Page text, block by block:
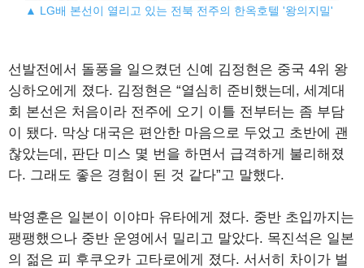
▲ LG배 본선이 열리고 있는 전북 전주의 한옥호텔 '왕의지밀'
선발전에서 돌풍을 일으켰던 신예 김정현은 중국 4위 왕
싱하오에게 졌다. 김정현은 “열심히 준비했는데, 세계대
회 본선은 처음이라 전주에 오기 이틀 전부터는 좀 부담
이 됐다. 막상 대국은 편안한 마음으로 두었고 초반에 괜
찮았는데, 판단 미스 몇 번을 하면서 급격하게 불리해졌
다. 그래도 좋은 경험이 된 것 같다”고 말했다.
박영훈은 일본이 이야마 유타에게 졌다. 중반 초입까지는
팽팽했으나 중반 운영에서 밀리고 말았다. 목진석은 일본
의 젊은 피 후쿠오카 고타로에게 졌다. 서서히 차이가 벌